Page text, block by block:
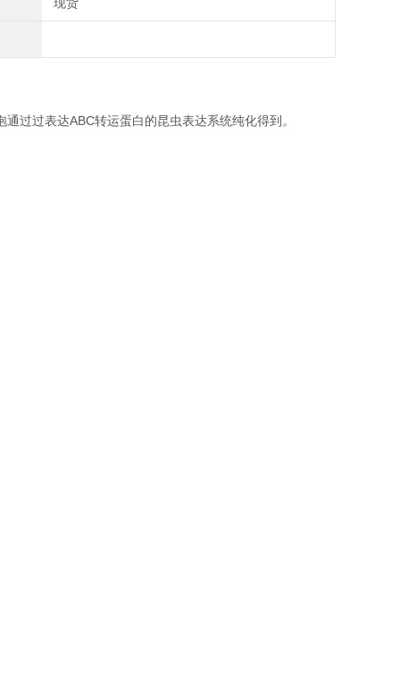
过过表达ABC转运蛋白的昆虫表达系统纯化得到。